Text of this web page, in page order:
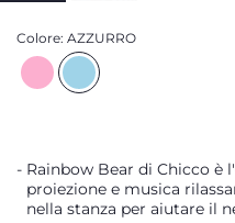
Colore: AZZURRO
Rainbow Bear di Chicco
proiezione e musica
nella stanza per aiutare il